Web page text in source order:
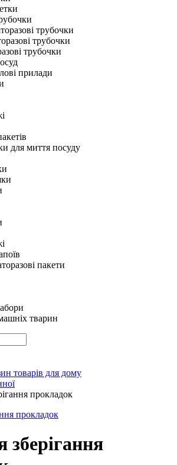
трубочки
трубочки
трубочки
прилади
для миття посуду
пакети
тварин
товарів для дому
прокладок